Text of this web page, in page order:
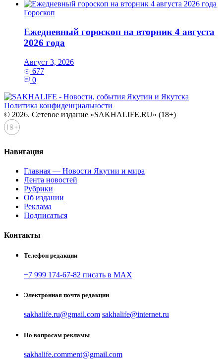
Гороскоп
Ежедневный гороскоп на вторник 4 августа
2026 года
Август 3, 2026
677
0
Политика конфиденциальности
© 2026. Сетевое издание «SAKHALIFE.RU» (18+)
Навигация
Главная — Новости Якутии и мира
Лента новостей
Рубрики
Об издании
Реклама
Подписаться
Контакты
Телефон редакции
+7 999 174-67-82 писать в MAX
Электронная почта редакции
sakhalife.ru@gmail.com sakhalife@internet.ru
По вопросам рекламы
sakhalife.comment@gmail.com